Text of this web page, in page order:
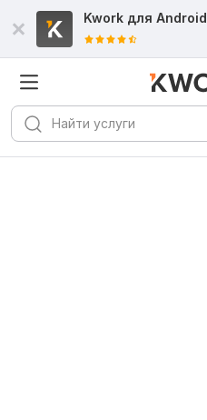
Kwork для Android